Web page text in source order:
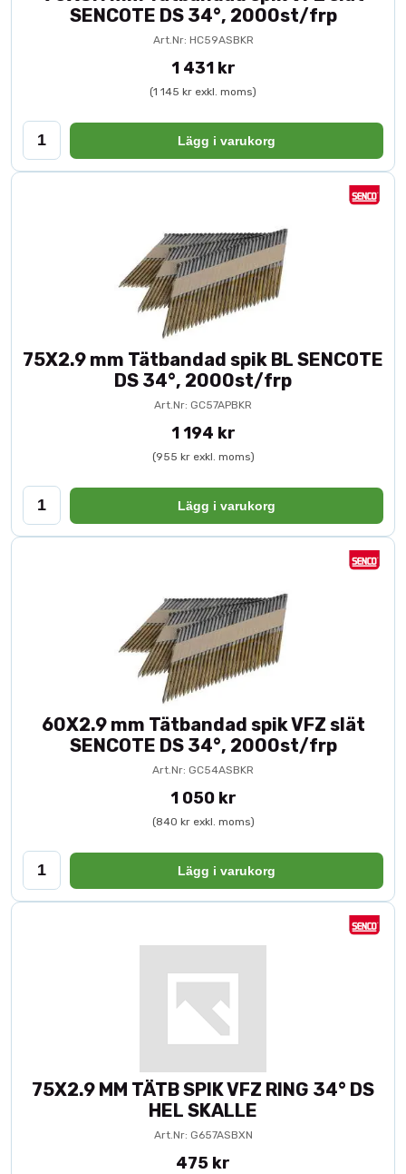
SENCOTE DS 34°, 2000st/frp
Art.Nr: HC59ASBKR
1 431 kr
(1 145 kr exkl. moms)
Lägg i varukorg
75X2.9 mm Tätbandad spik BL SENCOTE
DS 34°, 2000st/frp
Art.Nr: GC57APBKR
1 194 kr
(955 kr exkl. moms)
Lägg i varukorg
60X2.9 mm Tätbandad spik VFZ slät
SENCOTE DS 34°, 2000st/frp
Art.Nr: GC54ASBKR
1 050 kr
(840 kr exkl. moms)
Lägg i varukorg
75X2.9 MM TÄTB SPIK VFZ RING 34° DS
HEL SKALLE
Art.Nr: G657ASBXN
475 kr